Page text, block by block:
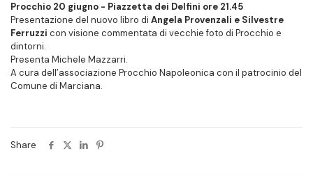
Procchio 20 giugno - Piazzetta dei Delfini ore 21.45
Presentazione del nuovo libro di Angela Provenzali e Silvestre
Ferruzzi con visione commentata di vecchie foto di Procchio e
dintorni.
Presenta Michele Mazzarri.
A cura dell’associazione Procchio Napoleonica con il patrocinio del
Comune di Marciana.
Share